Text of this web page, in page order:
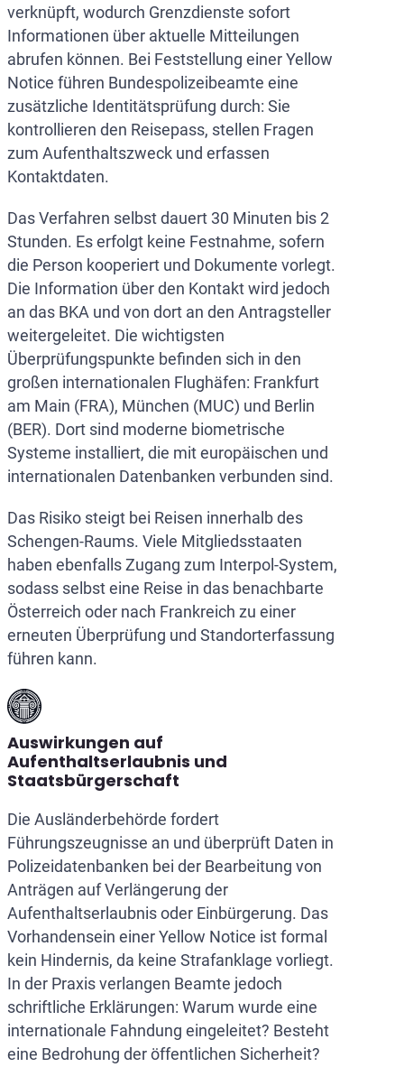
verknüpft, wodurch Grenzdienste sofort
Informationen über aktuelle Mitteilungen
abrufen können. Bei Feststellung einer Yellow
Notice führen Bundespolizeibeamte eine
zusätzliche Identitätsprüfung durch: Sie
kontrollieren den Reisepass, stellen Fragen
zum Aufenthaltszweck und erfassen
Kontaktdaten.
Das Verfahren selbst dauert 30 Minuten bis 2
Stunden. Es erfolgt keine Festnahme, sofern
die Person kooperiert und Dokumente vorlegt.
Die Information über den Kontakt wird jedoch
an das BKA und von dort an den Antragsteller
weitergeleitet. Die wichtigsten
Überprüfungspunkte befinden sich in den
großen internationalen Flughäfen: Frankfurt
am Main (FRA), München (MUC) und Berlin
(BER). Dort sind moderne biometrische
Systeme installiert, die mit europäischen und
internationalen Datenbanken verbunden sind.
Das Risiko steigt bei Reisen innerhalb des
Schengen-Raums. Viele Mitgliedsstaaten
haben ebenfalls Zugang zum Interpol-System,
sodass selbst eine Reise in das benachbarte
Österreich oder nach Frankreich zu einer
erneuten Überprüfung und Standorterfassung
führen kann.
Auswirkungen auf
Aufenthaltserlaubnis und
Staatsbürgerschaft
Die Ausländerbehörde fordert
Führungszeugnisse an und überprüft Daten in
Polizeidatenbanken bei der Bearbeitung von
Anträgen auf Verlängerung der
Aufenthaltserlaubnis oder Einbürgerung. Das
Vorhandensein einer Yellow Notice ist formal
kein Hindernis, da keine Strafanklage vorliegt.
In der Praxis verlangen Beamte jedoch
schriftliche Erklärungen: Warum wurde eine
internationale Fahndung eingeleitet? Besteht
eine Bedrohung der öffentlichen Sicherheit?